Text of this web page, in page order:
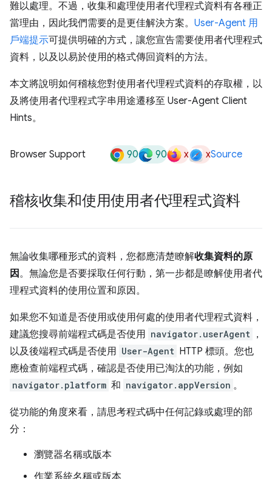
難以處理。不過，收集和處理使用者代理程式資料有各種正
當理由，因此我們需要的是更佳解決方案。 User-Agent 用
戶端提示可提供明確的方式，讓您宣告需要使用者代理程式
資料，以及以易於使用的格式傳回資料的方法。
本文將說明如何稽核您對使用者代理程式資料的存取權，以
及將使用者代理程式字串用途遷移至 User-Agent Client
Hints。
Browser Support 90 90 x xSource
稽核收集和使用使用者代理程式資料
無論收集哪種形式的資料，您都應清楚瞭解收集資料的原
因 。無論您是否要採取任何行動，第一步都是瞭解使用者代
理程式資料的使用位置和原因。
如果您不知道是否使用或使用何處的使用者代理程式資料，
建議您搜尋前端程式碼是否使用 navigator.userAgent ，
以及後端程式碼是否使用 User-Agent HTTP 標頭。您也
應檢查前端程式碼，確認是否使用已淘汰的功能，例如
navigator.platform 和 navigator.appVersion 。
從功能的角度來看，請思考程式碼中任何記錄或處理的部
分：
瀏覽器名稱或版本
作業系統名稱或版本